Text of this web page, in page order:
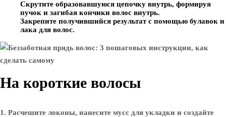
Скрутите образовавшуюся цепочку внутрь, формируя
пучок и загибая кончики волос внутрь.
Закрепите получившийся результат с помощью булавок и
лака для волос.
На короткие волосы
1. Расчешите локоны, нанесите мусс для укладки и создайте